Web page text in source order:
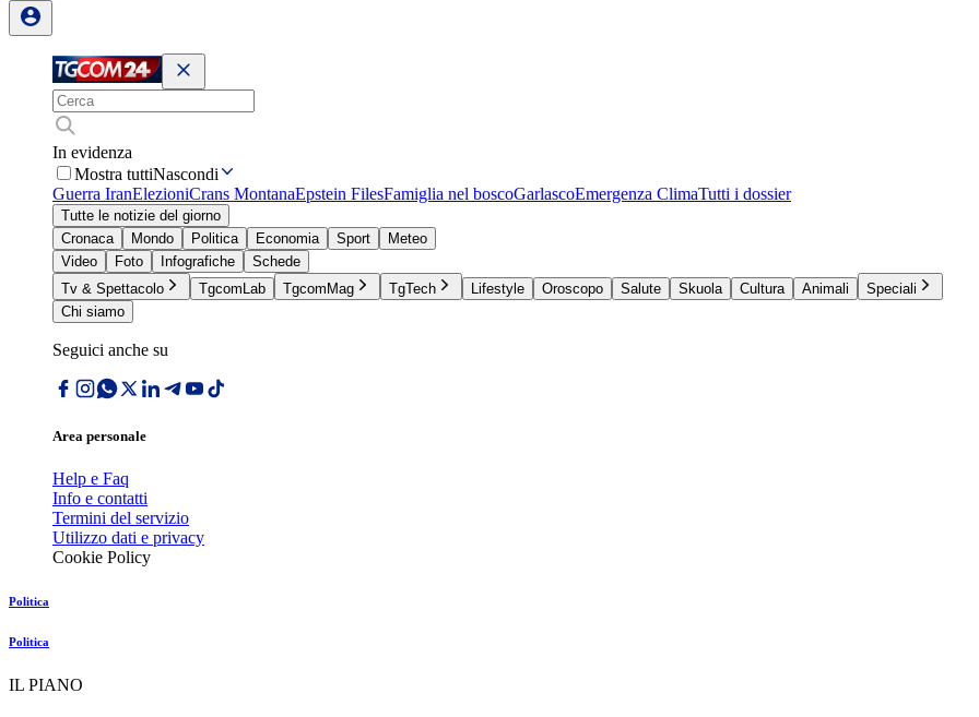
In evidenza
Mostra tuttiNascondi
Guerra IranElezioniCrans MontanaEpstein FilesFamiglia nel boscoGarlascoEmergenza ClimaTutti i dossier
Tutte le notizie del giorno
Cronaca
Mondo Politica Economia Sport
Meteo
Video
Foto Infografiche
Schede
Tv & Spettacolo
TgcomLab TgcomMag TgTech Lifestyle Oroscopo Salute Skuola Cultura Animali
Speciali
Chi siamo
Seguici anche su
Area personale
Help e Faq
Info e contatti
Termini del servizio
Utilizzo dati e privacy
Cookie Policy
Politica
Politica
IL PIANO